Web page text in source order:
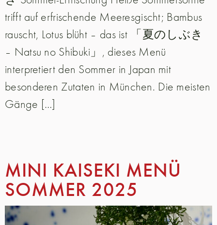
trifft auf erfrischende Meeresgischt; Bambus
rauscht, Lotus blüht – das ist 「夏のしぶき
– Natsu no Shibuki」, dieses Menü
interpretiert den Sommer in Japan mit
besonderen Zutaten in München. Die meisten
Gänge […]
MINI KAISEKI MENÜ
SOMMER 2025